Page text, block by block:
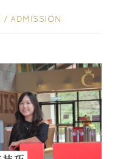
/ ADMISSION